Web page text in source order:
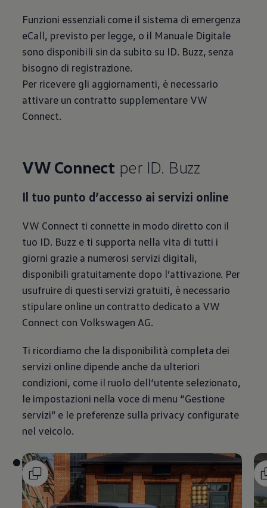
Funzioni essenziali come il sistema di emergenza
eCall, previsto per legge, o il Manuale Digitale
sono disponibili sin da subito su ID. Buzz, senza
bisogno di registrazione.
Per ricevere gli aggiornamenti, è necessario
attivare un contratto supplementare VW
Connect.
VW Connect per ID. Buzz
Il tuo punto d’accesso ai servizi online
VW Connect ti connette in modo diretto con il
tuo ID. Buzz e ti supporta nella vita di tutti i
giorni grazie a numerosi servizi digitali,
disponibili gratuitamente dopo l’attivazione. Per
usufruire di questi servizi gratuiti, è necessario
stipulare online un contratto dedicato a VW
Connect con Volkswagen AG.
Ti ricordiamo che la disponibilità completa dei
servizi online dipende anche da ulteriori
condizioni, come il ruolo dell‘utente selezionato,
le impostazioni nella voce di menu “Gestione
servizi” e le preferenze sulla privacy configurate
nel veicolo.